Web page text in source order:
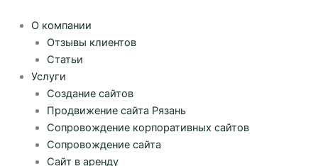
содержимому
О компании
Отзывы клиентов
Статьи
Услуги
Создание сайтов
Продвижение сайта Рязань
Сопровождение корпоративных сайтов
Сопровождение сайта
Сайт в аренду